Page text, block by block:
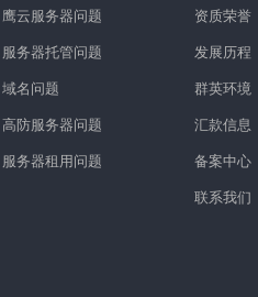
鹰云服务器问题
服务器托管问题
域名问题
高防服务器问题
服务器租用问题
资质荣誉
发展历程
群英环境
汇款信息
备案中心
联系我们